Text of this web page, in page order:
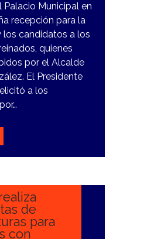
Palacio Municipal en
recepción para la
los candidatos a los
quienes
por el Alcalde
El Presidente
a los
de
para
con